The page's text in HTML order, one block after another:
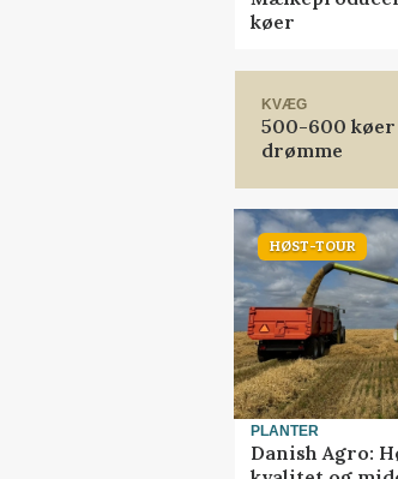
køer
KVÆG
500-600
drømme
HØST-TOUR
PLANTER
Danish Agro: